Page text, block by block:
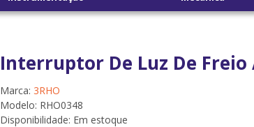
Interruptor De Luz De Freio
Marca: 3RHO
Modelo: RHO0348
Disponibilidade: Em estoque